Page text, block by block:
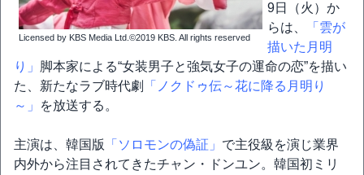
Licensed by KBS Media Ltd.©2019 KBS. All rights reserved
9日（火）か
らは、
「雲が
描いた月明
り」
脚本家による“女装男子と強気女子の運命の恋”を描い
た、新たなラブ時代劇
「ノクドゥ伝～花に降る月明り
～」
を放送する。
主演は、韓国版 「ソロモンの偽証」 で主役級を演じ業界
内外から注目されてきたチャン・ドンユン。韓国初ミリ